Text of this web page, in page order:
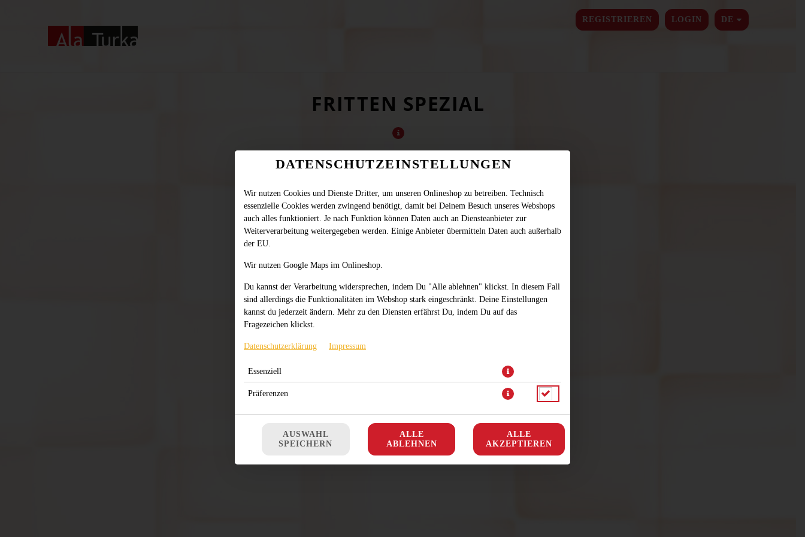
REGISTRIEREN LOGIN DE
SPRACHE
FRITTEN SPEZIAL
Supercrunch Fritten spezial, frisch Zwiebel, Ketchup & Majonaise
JETZT BESTELLEN
DATENSCHUTZEINSTELLUNGEN
Wir nutzen Cookies und Dienste Dritter, um unseren Onlineshop zu betreiben. Technisch
essenzielle Cookies werden zwingend benötigt, damit bei Deinem Besuch unseres Webshops
auch alles funktioniert. Je nach Funktion können Daten auch an Diensteanbieter zur
Weiterverarbeitung weitergegeben werden. Einige Anbieter übermitteln Daten auch außerhalb
der EU.
Wir nutzen Google Maps im Onlineshop.
Du kannst der Verarbeitung widersprechen, indem Du "Alle ablehnen" klickst. In diesem Fall
sind allerdings die Funktionalitäten im Webshop stark eingeschränkt. Deine Einstellungen
kannst du jederzeit ändern. Mehr zu den Diensten erfährst Du, indem Du auf das
Fragezeichen klickst.
Datenschutzerklärung Impressum
Essenziell
Präferenzen
AUSWAHL
SPEICHERN
ALLE
ABLEHNEN
ALLE
AKZEPTIEREN